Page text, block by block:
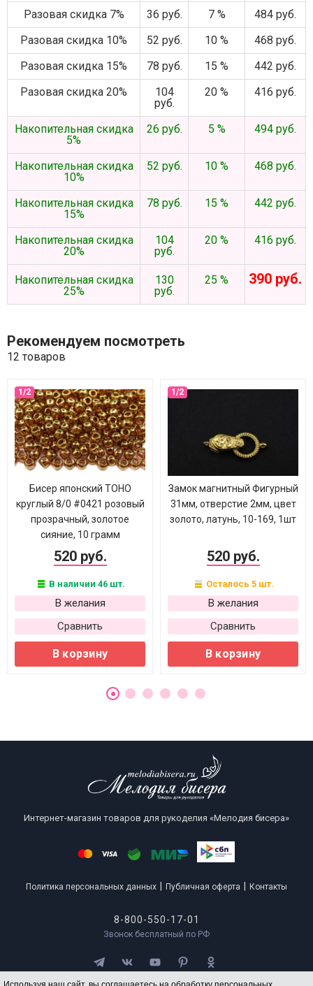
Разовая скидка 7%
36 руб. 7 %
484 руб.
Разовая скидка 10%
52 руб. 10 %
468 руб.
Разовая скидка 15%
78 руб. 15 %
442 руб.
Разовая скидка 20%
104
руб.
20 % 416 руб.
Накопительная скидка
5%
26 руб. 5 % 494 руб.
Накопительная скидка
10%
52 руб. 10 % 468 руб.
Накопительная скидка
15%
78 руб. 15 % 442 руб.
Накопительная скидка
20%
104
руб.
20 % 416 руб.
Накопительная скидка
25%
130
руб.
25 % 390 руб.
Рекомендуем посмотреть
12 товаров
Бисер японский TOHO
круглый 8/0 #0421 розовый
прозрачный, золотое
сияние, 10 грамм
520 руб.
В наличии 46 шт.
В желания
Сравнить
В корзину
Замок магнитный Фигурный
31мм, отверстие 2мм, цвет
золото, латунь, 10-169, 1шт
520 руб.
Осталось 5 шт.
В желания
Сравнить
В корзину
Интернет-магазин товаров для рукоделия «Мелодия бисера»
Политика персональных данных Публичная оферта Контакты
8-800-550-17-01
Звонок бесплатный по РФ